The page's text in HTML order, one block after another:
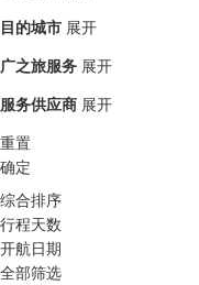
目的城市 展开
广之旅服务 展开
服务供应商 展开
重置
确定
综合排序
行程天数
开航日期
全部筛选